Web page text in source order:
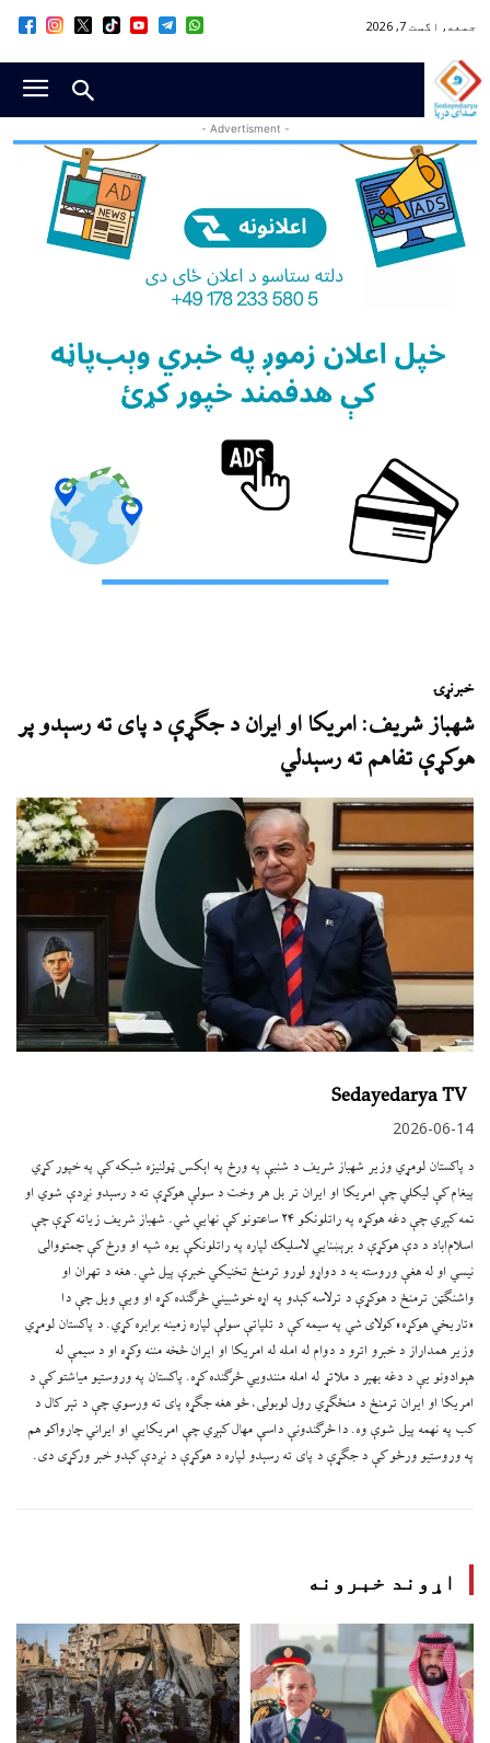
جمعه, اگست 7, 2026
- Advertisment -
خبرنړۍ
شهباز شریف: امريکا او ايران د جګړې د پای ته رسېدو پر
هوکړې تفاهم ته رسېدلي
Sedayedarya TV
2026-06-14
د پاکستان لومړي وزير شهباز شريف د شنبې په ورځ په اېکس ټولنيزه شبکه کې په خپور کړي
پيغام کې ليکلي چې امريکا او ايران تر بل هر وخت د سولې هوکړې ته د رسېدو نږدې شوي او
تمه کېږي چې دغه هوکړه په راتلونکو ۲۴ ساعتونو کې نهايي شي. شهباز شريف زياته کړې چې
اسلام‌اباد د دې هوکړې د برېښنايي لاسليک لپاره په راتلونکې يوه شپه او ورځ کې چمتووالی
نيسي او له هغې وروسته به د دواړو لورو ترمنځ تخنيکي خبرې پيل شي. هغه د تهران او
واشنګټن ترمنځ د هوکړې د ترلاسه کېدو په اړه خوشبيني څرګنده کړه او ويې ويل چې دا
«تاريخي هوکړه» کولای شي په سيمه کې د تلپاتې سولې لپاره زمينه برابره کړي. د پاکستان لومړي
وزير همداراز د خبرو اترو د دوام له امله له امريکا او ايران څخه مننه وکړه او د سيمې له
هېوادونو يې د دغه بهير د ملاتړ له امله منندویي څرګنده کړه. پاکستان په وروستيو مياشتو کې د
امريکا او ايران ترمنځ د منځګړي رول لوبولی، څو هغه جګړه پای ته ورسوي چې د تېر کال د
کب په نهمه پيل شوې وه. دا څرګندونې داسې مهال کېږي چې امريکايي او ايراني چارواکو هم
په وروستيو ورځو کې د جګړې د پای ته رسېدو لپاره د هوکړې د نږدې کېدو خبر ورکړی دی.
اړوند خبرونه